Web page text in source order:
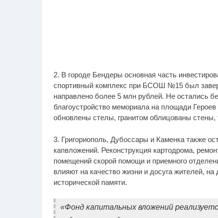
2. В городе Бендеры основная часть
спортивный комплекс при БСОШ №15 был
направлено более 5 млн рублей. Не остались
благоустройство мемориала на площади
обновлены стелы, гранитом облицованы стены,
3. Григориополь, Дубоссары и Каменка также
капвложений. Реконструкция картодрома,
помещений скорой помощи и приемного
влияют на качество жизни и досуга жителей,
исторической памяти.
«Фонд капитальных вложений